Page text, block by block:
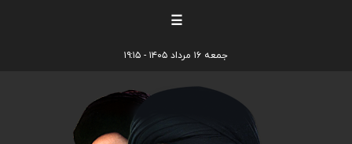
☰
جمعه ۱۶ مرداد ۱۴۰۵ - ۱۹:۱۵